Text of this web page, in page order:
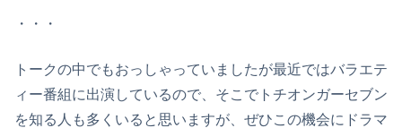
・・・
トークの中でもおっしゃっていましたが最近ではバラエテ
ィー番組に出演しているので、そこでトチオンガーセブン
を知る人も多くいると思いますが、ぜひこの機会にドラマ